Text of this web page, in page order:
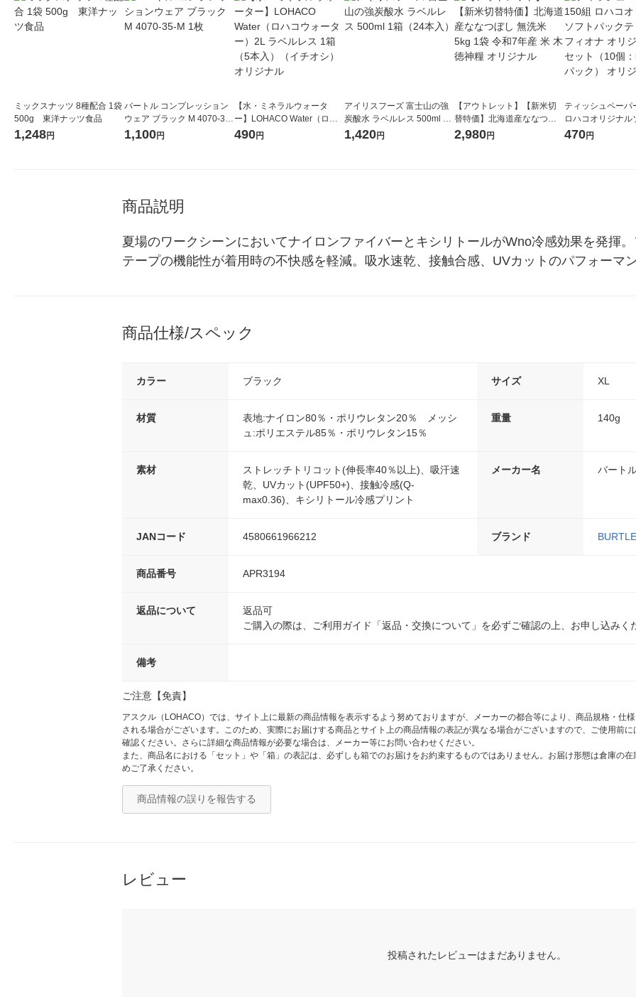
ミックスナッツ 8種配合 1袋
500g 東洋ナッツ食品
1,248円
バートル コンプレッション
ウェア ブラック M 4070-35-
M 1枚
1,100円
【水・ミネラルウォータ
ー】LOHACO Water（ロハ
コウォーター）2L ラベルレ
490円
アイリスフーズ 富士山の強
炭酸水 ラベルレス 500ml 1
箱（24本入）
1,420円
【アウトレット】【新米切
替特価】北海道産ななつぼ
し 無洗米 5kg 1袋 令和7年産
2,980円
ティッシュペーパ
ロハコオリジナル
ックティッシュ フ
470円
商品説明
夏場のワークシーンにおいてナイロンファイバーとキシリトールがWno冷感効果を発揮
テープの機能性が着用時の不快感を軽減。吸水速乾、接触合感、UVカットのパフォーマ
商品仕様/スペック
カラー ブラック サイズ XL
材質
表地:ナイロン80％・ポリウレタン20％ メッシ
ュ:ポリエステル85％・ポリウレタン15％
重量 140g
素材
ストレッチトリコット(伸長率40％以上)、吸汗速
乾、UVカット(UPF50+)、接触冷感(Q-
max0.36)、キシリトール冷感プリント
メーカー名 バート
JANコード 4580661966212 ブランド BURTLE
商品番号 APR3194
返品について
返品可
ご購入の際は、ご利用ガイド「返品・交換について」を必ずご確認の上、お申し込みく
備考
ご注意【免責】
アスクル（LOHACO）では、サイト上に最新の商品情報を表示するよう努めておりますが、メーカーの都合等により、商品規格・仕
される場合がございます。このため、実際にお届けする商品とサイト上の商品情報の表記が異なる場合がございますので、ご使用前
確認ください。さらに詳細な商品情報が必要な場合は、メーカー等にお問い合わせください。
また、商品名における「セット」や「箱」の表記は、必ずしも箱でのお届けをお約束するものではありません。お届け形態は倉庫の
めご了承ください。
商品情報の誤りを報告する
レビュー
投稿されたレビューはまだありません。